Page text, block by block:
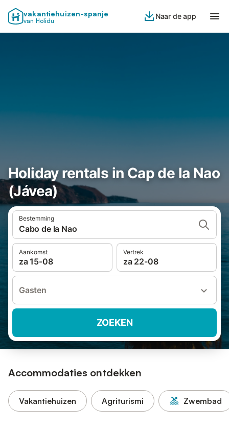
vakantiehuizen-spanje
van Holidu
Naar de app
Holiday rentals in Cap de la Nao
(Jávea)
Bestemming
Cabo de la Nao
Aankomst
za 15-08
Vertrek
za 22-08
Gasten
ZOEKEN
Accommodaties ontdekken
Vakantiehuizen Agriturismi Zwembad